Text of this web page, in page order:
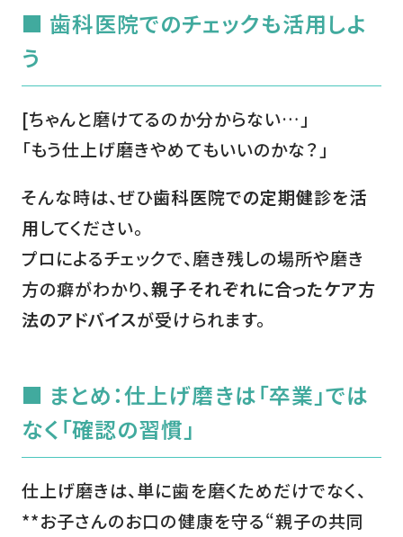
■ 歯科医院でのチェックも活用しよ
う
[ちゃんと磨けてるのか分からない…」
「もう仕上げ磨きやめてもいいのかな？」
そんな時は、ぜひ歯科医院での定期健診を活
用してください。
プロによるチェックで、磨き残しの場所や磨き
方の癖がわかり、親子それぞれに合ったケア方
法のアドバイスが受けられます。
■ まとめ：仕上げ磨きは「卒業」では
なく「確認の習慣」
仕上げ磨きは、単に歯を磨くためだけでなく、
**お子さんのお口の健康を守る“親子の共同